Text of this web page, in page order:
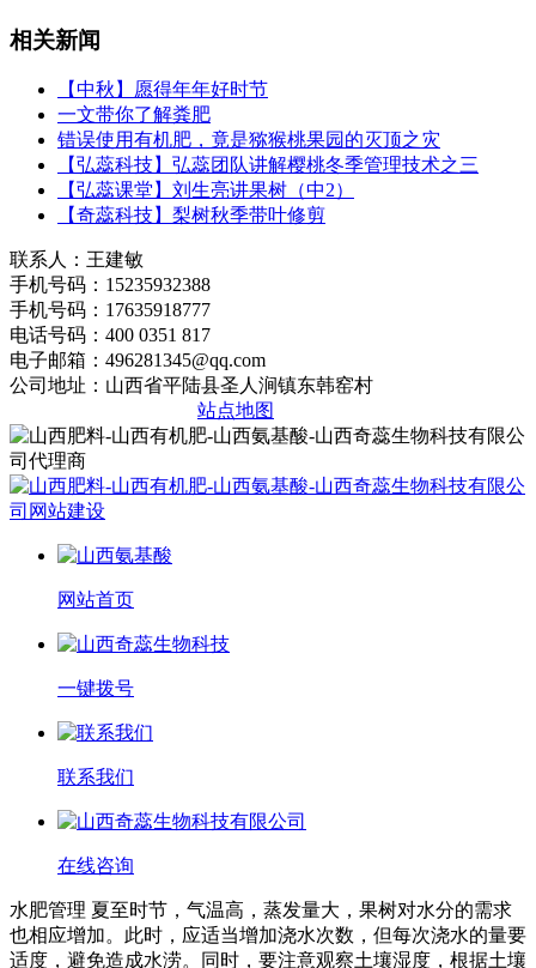
相关新闻
【中秋】愿得年年好时节
一文带你了解粪肥
错误使用有机肥，竟是猕猴桃果园的灭顶之灾
【弘蕊科技】弘蕊团队讲解樱桃冬季管理技术之三
【弘蕊课堂】刘生亮讲果树（中2）
【奇蕊科技】梨树秋季带叶修剪
联系人：王建敏
手机号码：15235932388
手机号码：17635918777
电话号码：400 0351 817
电子邮箱：496281345@qq.com
公司地址：山西省平陆县圣人涧镇东韩窑村
站点地图
网站首页
一键拨号
联系我们
在线咨询
水肥管理 夏至时节，气温高，蒸发量大，果树对水分的需求
也相应增加。此时，应适当增加浇水次数，但每次浇水的量要
适度，避免造成水涝。同时，要注意观察土壤湿度，根据土壤